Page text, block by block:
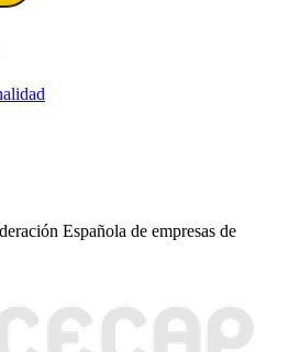
Española de empresas de